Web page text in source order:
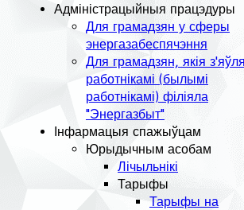
Адміністрацыйныя працэдуры
Для грамадзян у сферы
энергазабеспячэння
Для грамадзян, якія
работнікамі (былымі
работнікамі) філіяла
"Энергазбыт"
Інфармацыя спажыўцам
Юрыдычным асобам
Лічыльнікі
Тарыфы
Тарыфы на